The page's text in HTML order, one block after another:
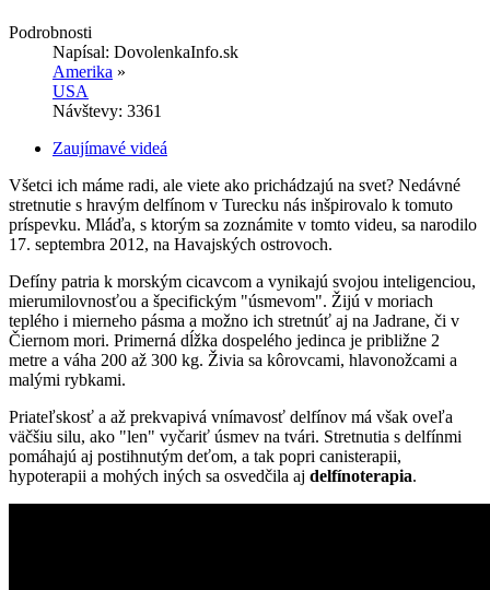
Podrobnosti
Napísal: DovolenkaInfo.sk
Amerika »
USA
Návštevy: 3361
Zaujímavé videá
Všetci ich máme radi, ale viete ako prichádzajú na svet? Nedávné
stretnutie s hravým delfínom v Turecku nás inšpirovalo k tomuto
príspevku. Mláďa, s ktorým sa zoznámite v tomto videu, sa narodilo
17. septembra 2012, na Havajských ostrovoch.
Defíny patria k morským cicavcom a vynikajú svojou inteligenciou,
mierumilovnosťou a špecifickým "úsmevom". Žijú v moriach
teplého i mierneho pásma a možno ich stretnúť aj na Jadrane, či v
Čiernom mori. Primerná dĺžka dospelého jedinca je približne 2
metre a váha 200 až 300 kg. Živia sa kôrovcami, hlavonožcami a
malými rybkami.
Priateľskosť a až prekvapivá vnímavosť delfínov má však oveľa
väčšiu silu, ako "len" vyčariť úsmev na tvári. Stretnutia s delfínmi
pomáhajú aj postihnutým deťom, a tak popri canisterapii,
hypoterapii a mohých iných sa osvedčila aj delfínoterapia.